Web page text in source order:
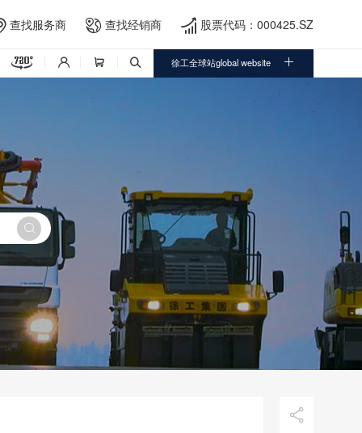
查找服务商  查找经销商  股票代码：000425.SZ
    徐工全球站global website 

